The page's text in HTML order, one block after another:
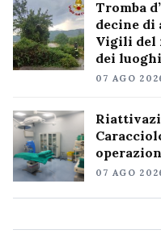
Tromba
decine di
Vigili del
dei luoghi
07 AGO
07 AGO